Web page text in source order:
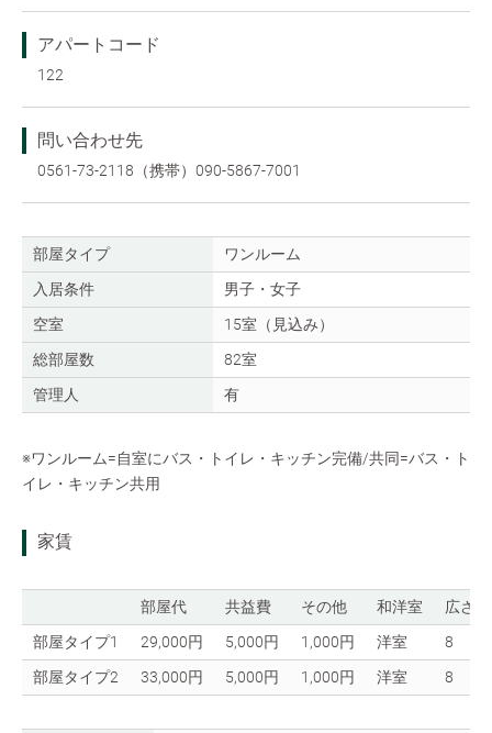
アパートコード
122
問い合わせ先
0561-73-2118（携帯）090-5867-7001
部屋タイプ
ワンルーム
入居条件
男子・女子
空室
15室（見込み）
総部屋数
82室
管理人
有
※ワンルーム=自室にバス・トイレ・キッチン完備/共同=バス・ト
イレ・キッチン共用
家賃
部屋代 共益費 その他 和洋室
広さ
部屋タイプ1
29,000円 5,000円 1,000円 洋室
8
部屋タイプ2
33,000円 5,000円 1,000円 洋室 8